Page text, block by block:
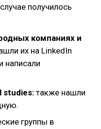
получилось
компаниях и
их на LinkedIn
написали
studies: также нашли
группы в